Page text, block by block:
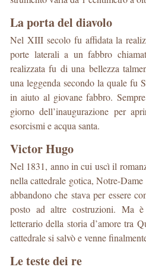
La porta del diavolo
Nel XIII secolo fu affidata la
porte laterali a un fabbro
realizzata fu di una bellezza
una leggenda secondo la quale fu
in aiuto al giovane fabbro.
giorno dell’inaugurazione per
esorcismi e acqua santa.
Victor Hugo
Nel 1831, anno in cui uscì il
nella cattedrale gotica, Notre-
abbandono che stava per essere
posto ad altre costruzioni. Ma
letterario della storia d’amore tra
cattedrale si salvò e venne
Le teste dei re